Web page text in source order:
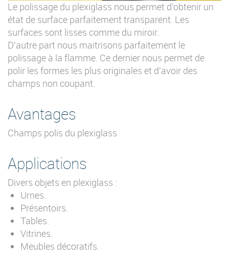
Le polissage du plexiglass nous permet d'obtenir un
état de surface parfaitement transparent. Les
surfaces sont lisses comme du miroir.
D'autre part nous maitrisons parfaitement le
polissage à la flamme. Ce dernier nous permet de
polir les formes les plus originales et d'avoir des
champs non coupant.
Avantages
Champs polis du plexiglass
Applications
Divers objets en plexiglass :
Urnes.
Présentoirs.
Tables.
Vitrines.
Meubles décoratifs.